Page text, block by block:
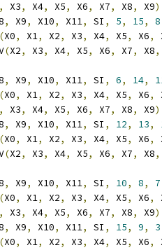
, X3, X4, X5, X6, X7, X8, X9)
, X9, X10, X11, SI , 5, 15, 8
(X0, X1, X2, X3, X4, X5, X6,
(X2, X3, X4, X5, X6, X7, X8,
, X9, X10, X11, SI , 6, 14,
(X0, X1, X2, X3, X4, X5, X6,
, X3, X4, X5, X6, X7, X8, X9)
, X9, X10, X11, SI , 12, 13,
(X0, X1, X2, X3, X4, X5, X6,
(X2, X3, X4, X5, X6, X7, X8,
, X9, X10, X11, SI , 10, 8, 7
(X0, X1, X2, X3, X4, X5, X6,
, X3, X4, X5, X6, X7, X8, X9)
, X9, X10, X11, SI , 15, 9, 3
(X0, X1, X2, X3, X4, X5, X6,